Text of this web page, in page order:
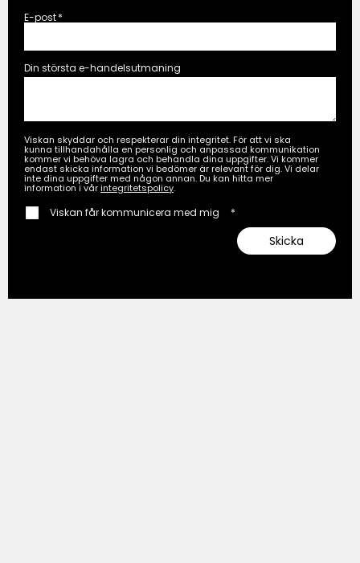
E-post*
Din största e-handelsutmaning
Viskan skyddar och respekterar din integritet. För att vi ska
kunna tillhandahålla en personlig och anpassad kommunikation
kommer vi behöva lagra och behandla dina uppgifter. Vi kommer
endast skicka information vi bedömer är relevant för dig. Vi delar
inte dina uppgifter med någon annan. Du kan hitta mer
information i vårintegritetspolicy.
Viskan får kommunicera med mig *